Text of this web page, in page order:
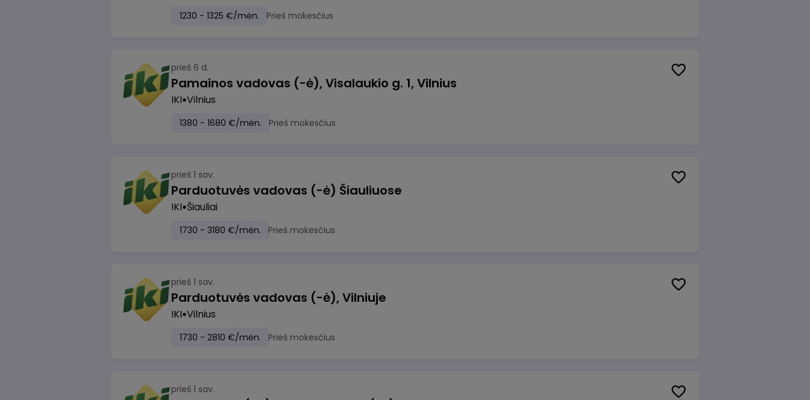
1230 - 1325 €/mėn. Prieš mokesčius
prieš 6 d.
Pamainos vadovas (-ė), Visalaukio g. 1, Vilnius
IKI Vilnius
1380 - 1680 €/mėn. Prieš mokesčius
prieš 1 sav.
Parduotuvės vadovas (-ė) Šiauliuose
IKI Šiauliai
1730 - 3180 €/mėn. Prieš mokesčius
prieš 1 sav.
Parduotuvės vadovas (-ė), Vilniuje
IKI Vilnius
1730 - 2810 €/mėn. Prieš mokesčius
prieš 1 sav.